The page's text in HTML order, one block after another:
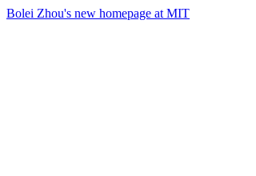
Bolei Zhou's new homepage at MIT